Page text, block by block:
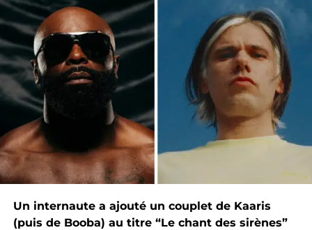
Un internaute a ajouté un couplet de Kaaris
(puis de Booba) au titre “Le chant des sirènes”